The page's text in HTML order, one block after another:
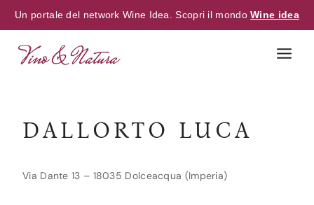
Un portale del network Wine Idea. Scopri il mondoWine idea
DALLORTO LUCA
Via Dante 13 – 18035 Dolceacqua (Imperia)